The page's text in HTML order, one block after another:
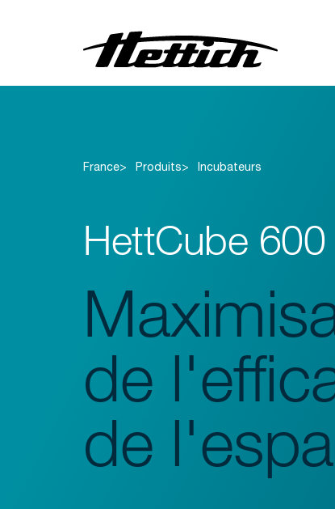
Réfrigérateurs
Préparation de
l'échantillon
France Produits Incubateurs
HettCube 600
de
de